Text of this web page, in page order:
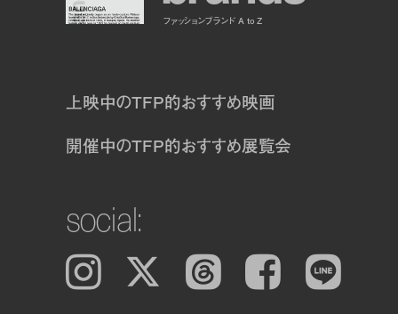
ファッションブランド A to Z
上映中のTFP的おすすめ映画
開催中のTFP的おすすめ展覧会
social:
Instagram 𝕏 Threads Facebook LINE